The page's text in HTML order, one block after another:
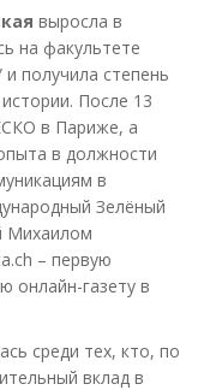
выросла в
на факультете
получила степень
После 13
в Париже, а
в должности
в
Зелёный
Михаилом
– первую
онлайн-газету в
среди тех, кто, по
вклад в